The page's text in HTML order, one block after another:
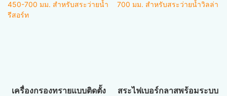
เครื่องกรองทรายแบบติดตั้ง
สระไฟเบอร์กลาสพร้อมระบบ